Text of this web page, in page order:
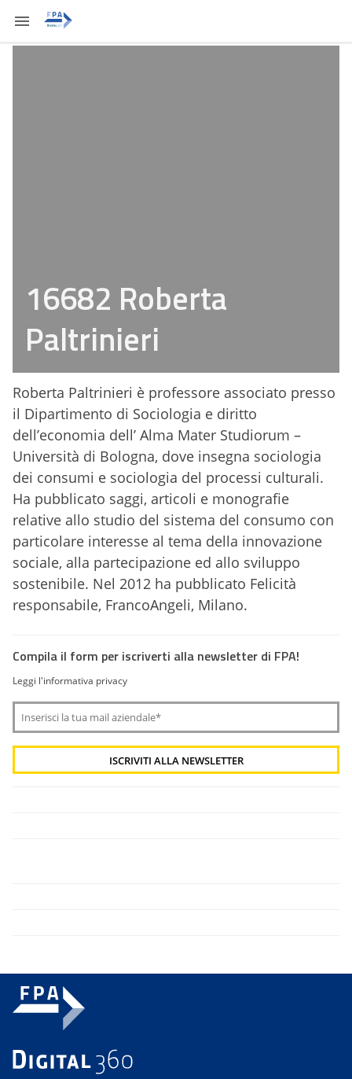
16682 Roberta
Paltrinieri
Roberta Paltrinieri è professore associato presso
il Dipartimento di Sociologia e diritto
dell’economia dell’ Alma Mater Studiorum –
Università di Bologna, dove insegna sociologia
dei consumi e sociologia del processi culturali.
Ha pubblicato saggi, articoli e monografie
relative allo studio del sistema del consumo con
particolare interesse al tema della innovazione
sociale, alla partecipazione ed allo sviluppo
sostenibile. Nel 2012 ha pubblicato Felicità
responsabile, FrancoAngeli, Milano.
Compila il form per iscriverti alla newsletter di FPA!
Leggi l'informativa privacy